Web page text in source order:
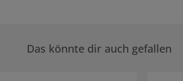
Das könnte dir auch gefallen